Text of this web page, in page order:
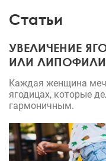
Статьи
УВЕЛИЧЕНИЕ
ИЛИ
Каждая женщина
ягодицах, которые
гармоничным.